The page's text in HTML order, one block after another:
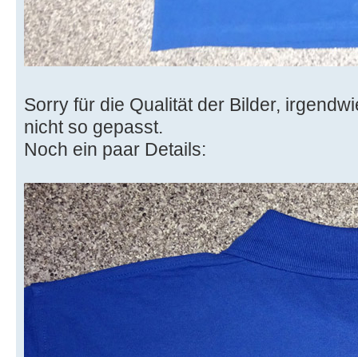
Sorry für die Qualität der Bilder,
nicht so gepasst.
Noch ein paar Details: